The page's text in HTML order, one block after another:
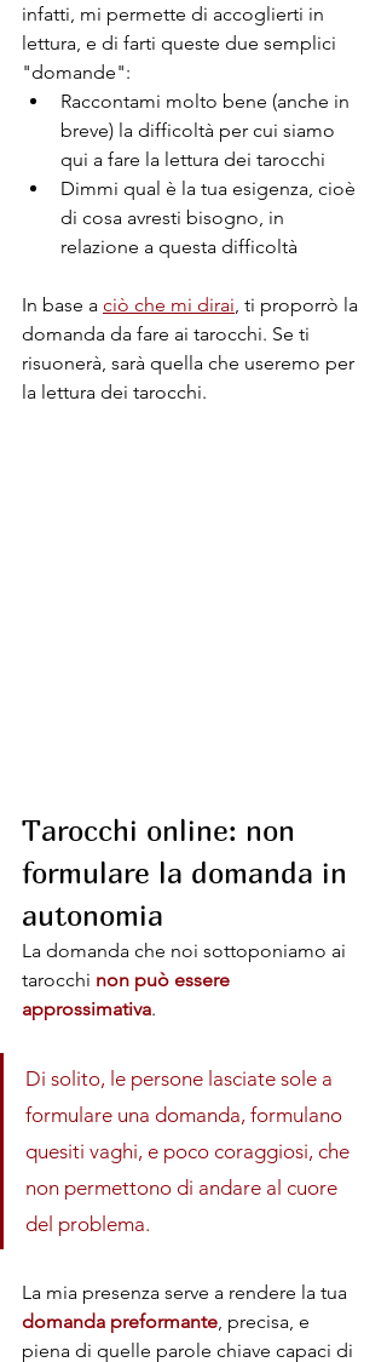
infatti, mi permette di accoglierti in
lettura, e di farti queste due semplici
"domande":
Raccontami molto bene (anche in
breve) la difficoltà per cui siamo
qui a fare la lettura dei tarocchi
Dimmi qual è la tua esigenza, cioè
di cosa avresti bisogno, in
relazione a questa difficoltà
In base a ciò che mi dirai , ti proporrò la
domanda da fare ai tarocchi. Se ti
risuonerà, sarà quella che useremo per
la lettura dei tarocchi.
Tarocchi online: non
formulare la domanda in
autonomia
La domanda che noi sottoponiamo ai
tarocchi non può essere
approssimativa.
Di solito, le persone lasciate sole a
formulare una domanda, formulano
quesiti vaghi, e poco coraggiosi, che
non permettono di andare al cuore
del problema.
La mia presenza serve a rendere la tua
domanda preformante , precisa, e
piena di quelle parole chiave capaci di